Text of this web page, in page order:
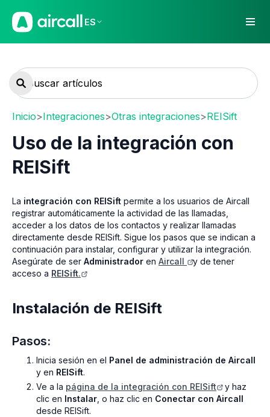
ES
Inicio>Integraciones>Otras integraciones>REISift
Uso de la integración con
REISift
La integración con REISift permite a los usuarios de Aircall
registrar automáticamente la actividad de las llamadas,
acceder a los datos de los contactos y realizar llamadas
directamente desde REISift. Sigue los pasos que se indican a
continuación para instalar, configurar y utilizar la integración.
Asegúrate de ser Administrador en Aircall
y de tener
acceso a REISift.
Instalación de REISift
Pasos:
Inicia sesión en el Panel de administración de Aircall
y en REISift.
Ve a la página de la integración con REISift
y haz
clic en Instalar , o haz clic en Conectar con Aircall
desde REISift.